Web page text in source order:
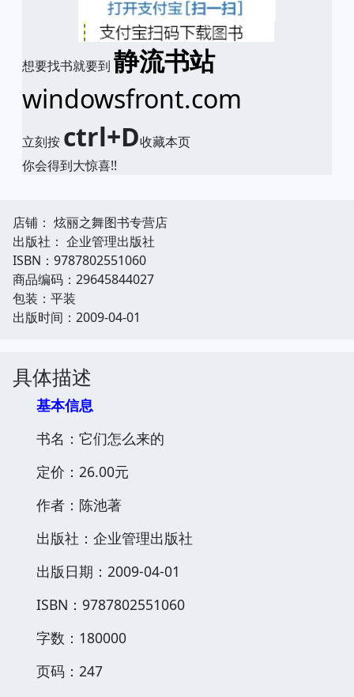
想要找书就要到 静流书站
windowsfront.com
立刻按 ctrl+D收藏本页
你会得到大惊喜!!
店铺： 炫丽之舞图书专营店
出版社： 企业管理出版社
ISBN：9787802551060
商品编码：29645844027
包装：平装
出版时间：2009-04-01
具体描述
基本信息
书名：它们怎么来的
定价：26.00元
作者：陈池著
出版社：企业管理出版社
出版日期：2009-04-01
ISBN：9787802551060
字数：180000
页码：247